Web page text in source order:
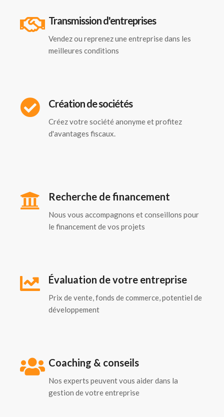
Transmission d'entreprises
Vendez ou reprenez une entreprise dans les
meilleures conditions
Création de sociétés
Créez votre société anonyme et profitez
d'avantages fiscaux.
Recherche de financement
Nous vous accompagnons et conseillons pour
le financement de vos projets
Évaluation de votre entreprise
Prix de vente, fonds de commerce, potentiel de
développement
Coaching & conseils
Nos experts peuvent vous aider dans la
gestion de votre entreprise